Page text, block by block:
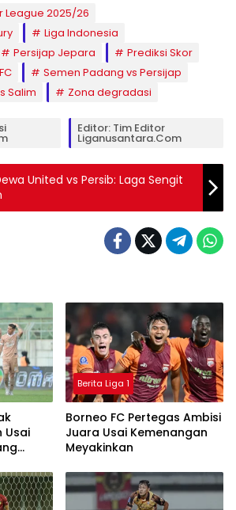
League 2025/26
Liga Indonesia
Persijap Jepara
Prediksi Skor
Semen Padang vs Persijap
Salim
Zona degradasi
Editor: Tim Editor
Liganusantara.com
United vs Persib: Laga Sengit
Usai
Berita Liga 1
Borneo FC Pertegas Ambisi
Juara Usai Kemenangan
Meyakinkan